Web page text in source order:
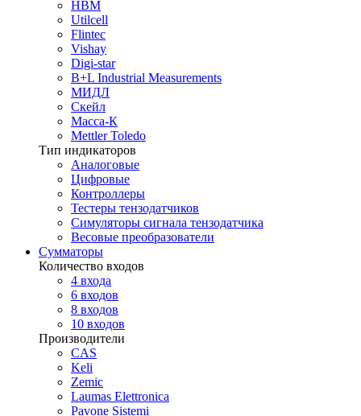
HBM
Utilcell
Flintec
Vishay
Digi-star
B+L Industrial Measurements
МИДЛ
Скейл
Масса-К
Mettler Toledo
Тип индикаторов
Аналоговые
Цифровые
Контроллеры
Тестеры тензодатчиков
Симуляторы сигнала тензодатчика
Весовые преобразователи
Сумматоры
Количество входов
4 входа
6 входов
8 входов
10 входов
Производители
CAS
Keli
Zemic
Laumas Elettronica
Pavone Sistemi